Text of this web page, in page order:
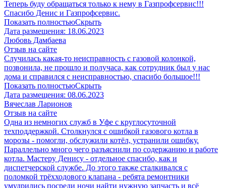
Теперь буду обращаться только к нему в Газпрофсервис!!!
Спасибо Денис и Газпрофсервис.
Показать полностьюСкрыть
Дата размещения: 18.06.2023
Любовь Дамбаева
Отзыв на сайте
Случилась какая-то неисправность с газовой колонкой,
позвонила, не прошло и получаса, как сотрудник был у нас
дома и справился с неисправностью, спасибо большое!!!
Показать полностьюСкрыть
Дата размещения: 08.06.2023
Вячеслав Ларионов
Отзыв на сайте
Одна из немногих служб в Уфе с круглосуточной
техподдержкой. Столкнулся с ошибкой газового котла в
морозы - помогли, обслужили котёл, устранили ошибку.
Параллельно много чего разъяснили по содержанию и работе
котла. Мастеру Денису - отдельное спасибо, как и
диспетчерской службе. До этого также сталкивался с
поломкой трёхходового клапана - ребята ремонтники
умудрились посреди ночи найти нужную запчасть и всё